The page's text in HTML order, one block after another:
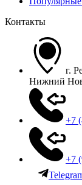
Контакты
г.
Нижний
+7
+7